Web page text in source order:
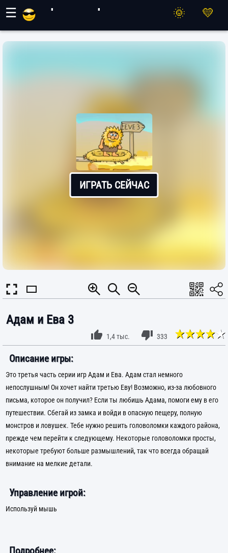
☰
ИГРАТЬ СЕЙЧАС
Адам и Ева 3
1,4 тыс. 333
Описание игры:
Это третья часть серии игр Адам и Ева. Адам стал немного
непослушным! Он хочет найти третью Еву! Возможно, из-за любовного
письма, которое он получил? Если ты любишь Адама, помоги ему в его
путешествии. Сбегай из замка и войди в опасную пещеру, полную
монстров и ловушек. Тебе нужно решить головоломки каждого района,
прежде чем перейти к следующему. Некоторые головоломки просты,
некоторые требуют больше размышлений, так что всегда обращай
внимание на мелкие детали.
Управление игрой:
Используй мышь